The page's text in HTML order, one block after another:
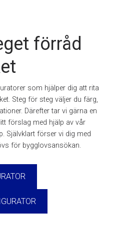
förråd
som hjälper dig att rita
Steg för steg väljer du färg,
Därefter tar vi gärna en
förslag med hjälp av vår
Självklart förser vi dig med
för bygglovsansökan.